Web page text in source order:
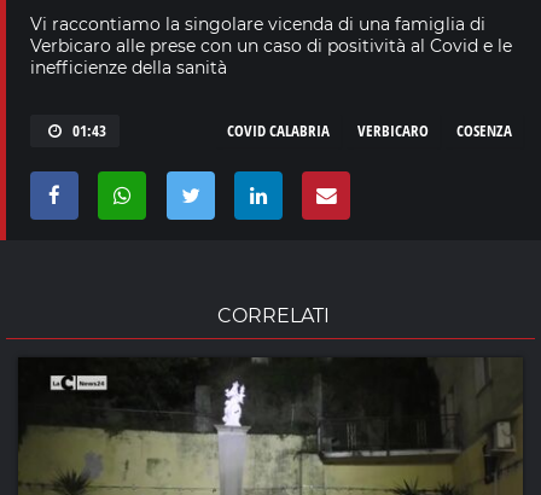
Vi raccontiamo la singolare vicenda di una famiglia di
Verbicaro alle prese con un caso di positività al Covid e le
inefficienze della sanità
01:43 COSENZA
VERBICARO
COVID CALABRIA
CORRELATI